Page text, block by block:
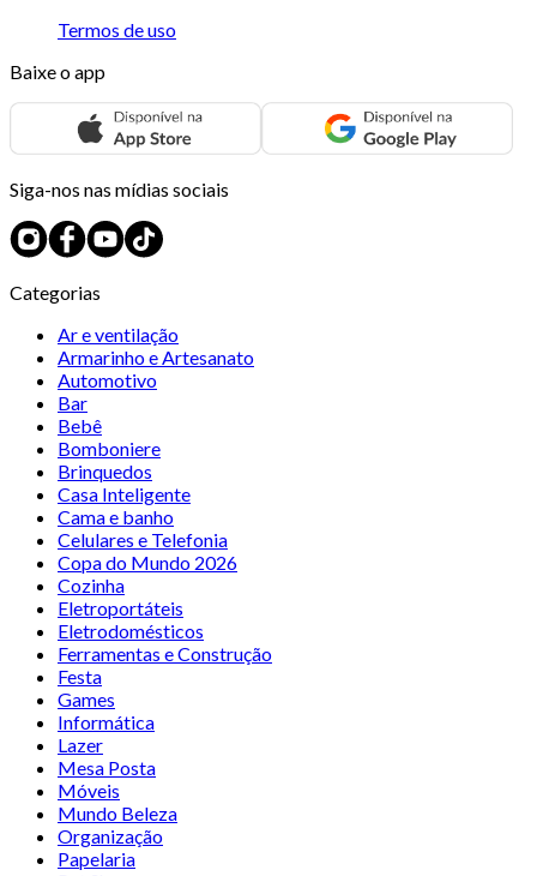
Termos de uso
Baixe o app
Siga-nos nas mídias sociais
Categorias
Ar e ventilação
Armarinho e Artesanato
Automotivo
Bar
Bebê
Bomboniere
Brinquedos
Casa Inteligente
Cama e banho
Celulares e Telefonia
Copa do Mundo 2026
Cozinha
Eletroportáteis
Eletrodomésticos
Ferramentas e Construção
Festa
Games
Informática
Lazer
Mesa Posta
Móveis
Mundo Beleza
Organização
Papelaria